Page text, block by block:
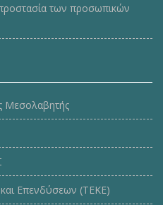
των προσωπικών
Μεσολαβητής
Επενδύσεων (ΤΕΚE)